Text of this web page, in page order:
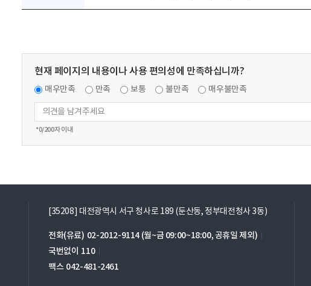
현재 페이지의 내용이나 사용 편의성에 만족하십니까?
매우만족 만족 보통 불만족 매우불만족
*0/200자 이내
[35208] 대전광역시 서구 청사로 189 (둔산동, 정부대전청사 3동)
전화(유료) 02-2012-9114 (월~금 09:00~18:00, 공휴일 제외)
국번없이 110
팩스 042-481-2461